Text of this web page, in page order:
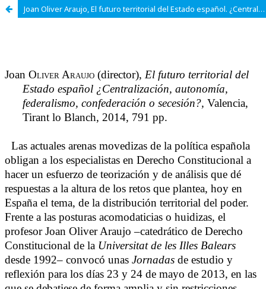
Joan Oliver Araujo, El futuro territorial del Estado español. ¿Centralización, autonomía, federalismo, confederación o secesión?, por Rafael Ramis Barceló